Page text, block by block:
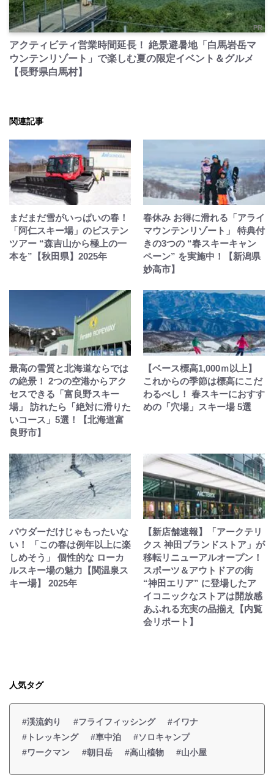
PR
アクティビティ営業時間延長！ 絶景避暑地「白馬岩岳マ
ウンテンリゾート」で楽しむ夏の限定イベント＆グルメ
【長野県白馬村】
関連記事
まだまだ雪がいっぱいの春！
「阿仁スキー場」のピステン
ツアー “森吉山から極上の一
本を”【秋田県】2025年
春休み お得に滑れる「アライ
マウンテンリゾート」 特典付
きの3つの “春スキーキャン
ペーン” を実施中！【新潟県
妙高市】
最高の雪質と北海道ならでは
の絶景！ 2つの空港からアク
セスできる「富良野スキー
場」 訪れたら「絶対に滑りた
いコース」5選！【北海道富
良野市】
【ベース標高1,000ｍ以上】
これからの季節は標高にこだ
わるべし！ 春スキーにおすす
めの「穴場」スキー場 5選
パウダーだけじゃもったいな
い！ 「この春は例年以上に楽
しめそう」 個性的な ローカ
ルスキー場の魅力【関温泉ス
キー場】 2025年
【新店舗速報】「アークテリ
クス 神田ブランドストア」が
移転リニューアルオープン！
スポーツ＆アウトドアの街
“神田エリア” に登場したア
イコニックなストアは開放感
あふれる充実の品揃え【内覧
会リポート】
人気タグ
#渓流釣り #フライフィッシング
#イワナ
#トレッキング
#車中泊
#ソロキャンプ
#ワークマン
#朝日岳 #高山植物 #山小屋